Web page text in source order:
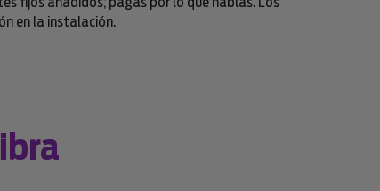
en la instalación.